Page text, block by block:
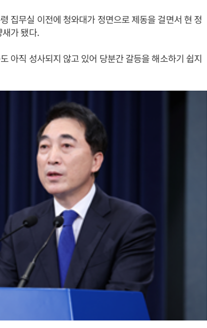
집무실 이전에 청와대가 정면으로 제동을 걸면서 현 정
가 됐다.
아직 성사되지 않고 있어 당분간 갈등을 해소하기 쉽지